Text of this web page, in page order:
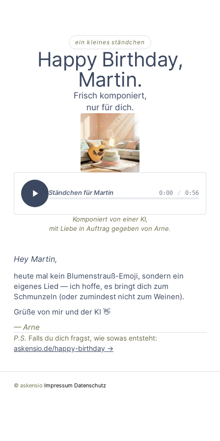
ein kleines ständchen
Happy Birthday,
Martin
Frisch komponiert,
nur für dich.
Ständchen fürMartin 0:00 / 0:56
Komponiert von einer KI,
mit Liebe in Auftrag gegeben von Arne.
Hey Martin,
heute mal kein Blumenstrauß-Emoji, sondern ein
eigenes Lied — ich hoffe, es bringt dich zum
Schmunzeln (oder zumindest nicht zum Weinen).
Grüße von mir und der KI 👋
— Arne
P.S. Falls du dich fragst, wie sowas entsteht:
askensio.de/happy-birthday →
© askensio·Impressum·Datenschutz